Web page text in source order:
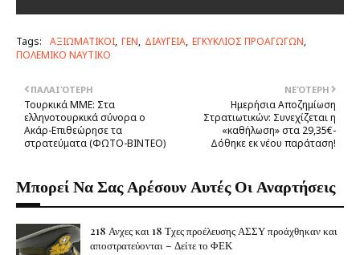
Tags: ΑΞΙΩΜΑΤΙΚΟΙ ΓΕΝ ΔΙΑΥΓΕΙΑ ΕΓΚΥΚΛΙΟΣ ΠΡΟΑΓΩΓΩΝ
ΠΟΛΕΜΙΚΟ ΝΑΥΤΙΚΟ
ΝΕΌΤΕΡΗ
Ημερήσια Αποζημίωση
Στρατιωτικών: Συνεχίζεται η
«καθήλωση» στα 29,35€-
Δόθηκε εκ νέου παράταση!
ΠΑΛΑΙΌΤΕΡΗ
Τουρκικά ΜΜΕ: Στα
ελληνοτουρκικά σύνορα ο
Ακάρ-Επιθεώρησε τα
στρατεύματα (ΦΩΤΟ-ΒΙΝΤΕΟ)
Μπορεί Να Σας Αρέσουν Αυτές Οι Αναρτήσεις
218 Ανχες και 18 Τχες προέλευσης ΑΣΣΥ προάχθηκαν και
αποστρατεύονται – Δείτε το ΦΕΚ